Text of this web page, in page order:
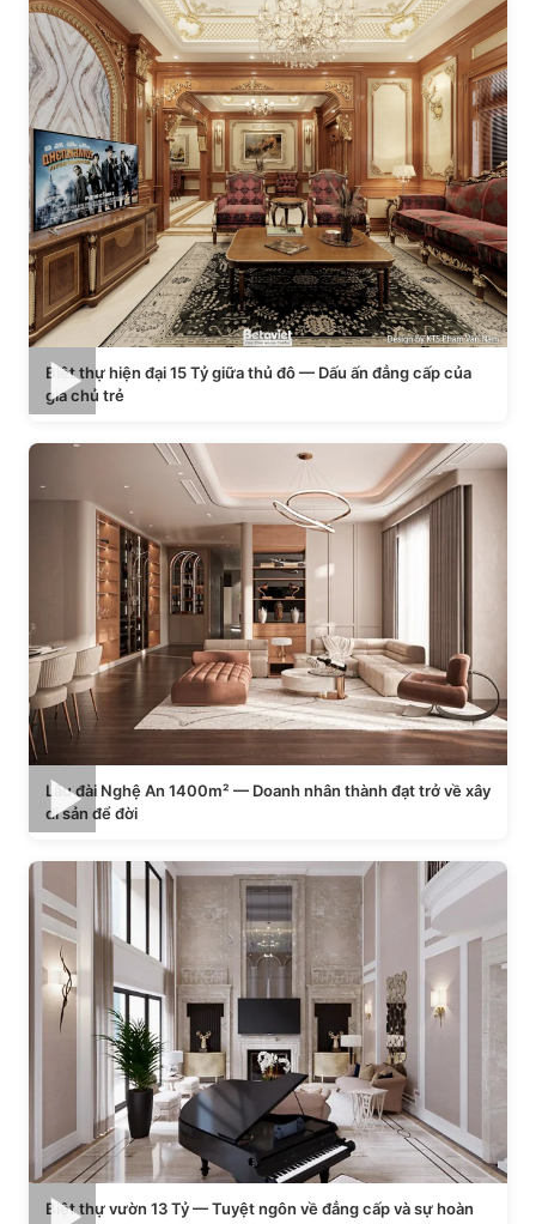
Biệt thự hiện đại 15 Tỷ giữa thủ đô — Dấu ấn đẳng cấp của
gia chủ trẻ
Lâu đài Nghệ An 1400m² — Doanh nhân thành đạt trở về xây
di sản để đời
Biệt thự vườn 13 Tỷ — Tuyệt ngôn về đẳng cấp và sự hoàn